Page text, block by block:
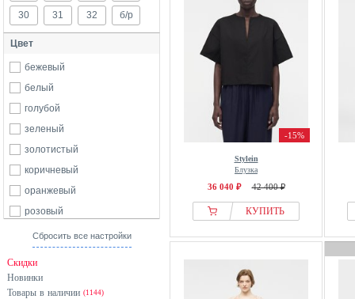
30 31 32 б/р
Цвет
бежевый
белый
голубой
зеленый
золотистый
коричневый
оранжевый
розовый
серый
Сбросить все настройки
Скидки
Новинки
Товары в наличии (1144)
-15%
Stylein
Блузка
36 040 ₽ 42 400 ₽
КУПИТЬ